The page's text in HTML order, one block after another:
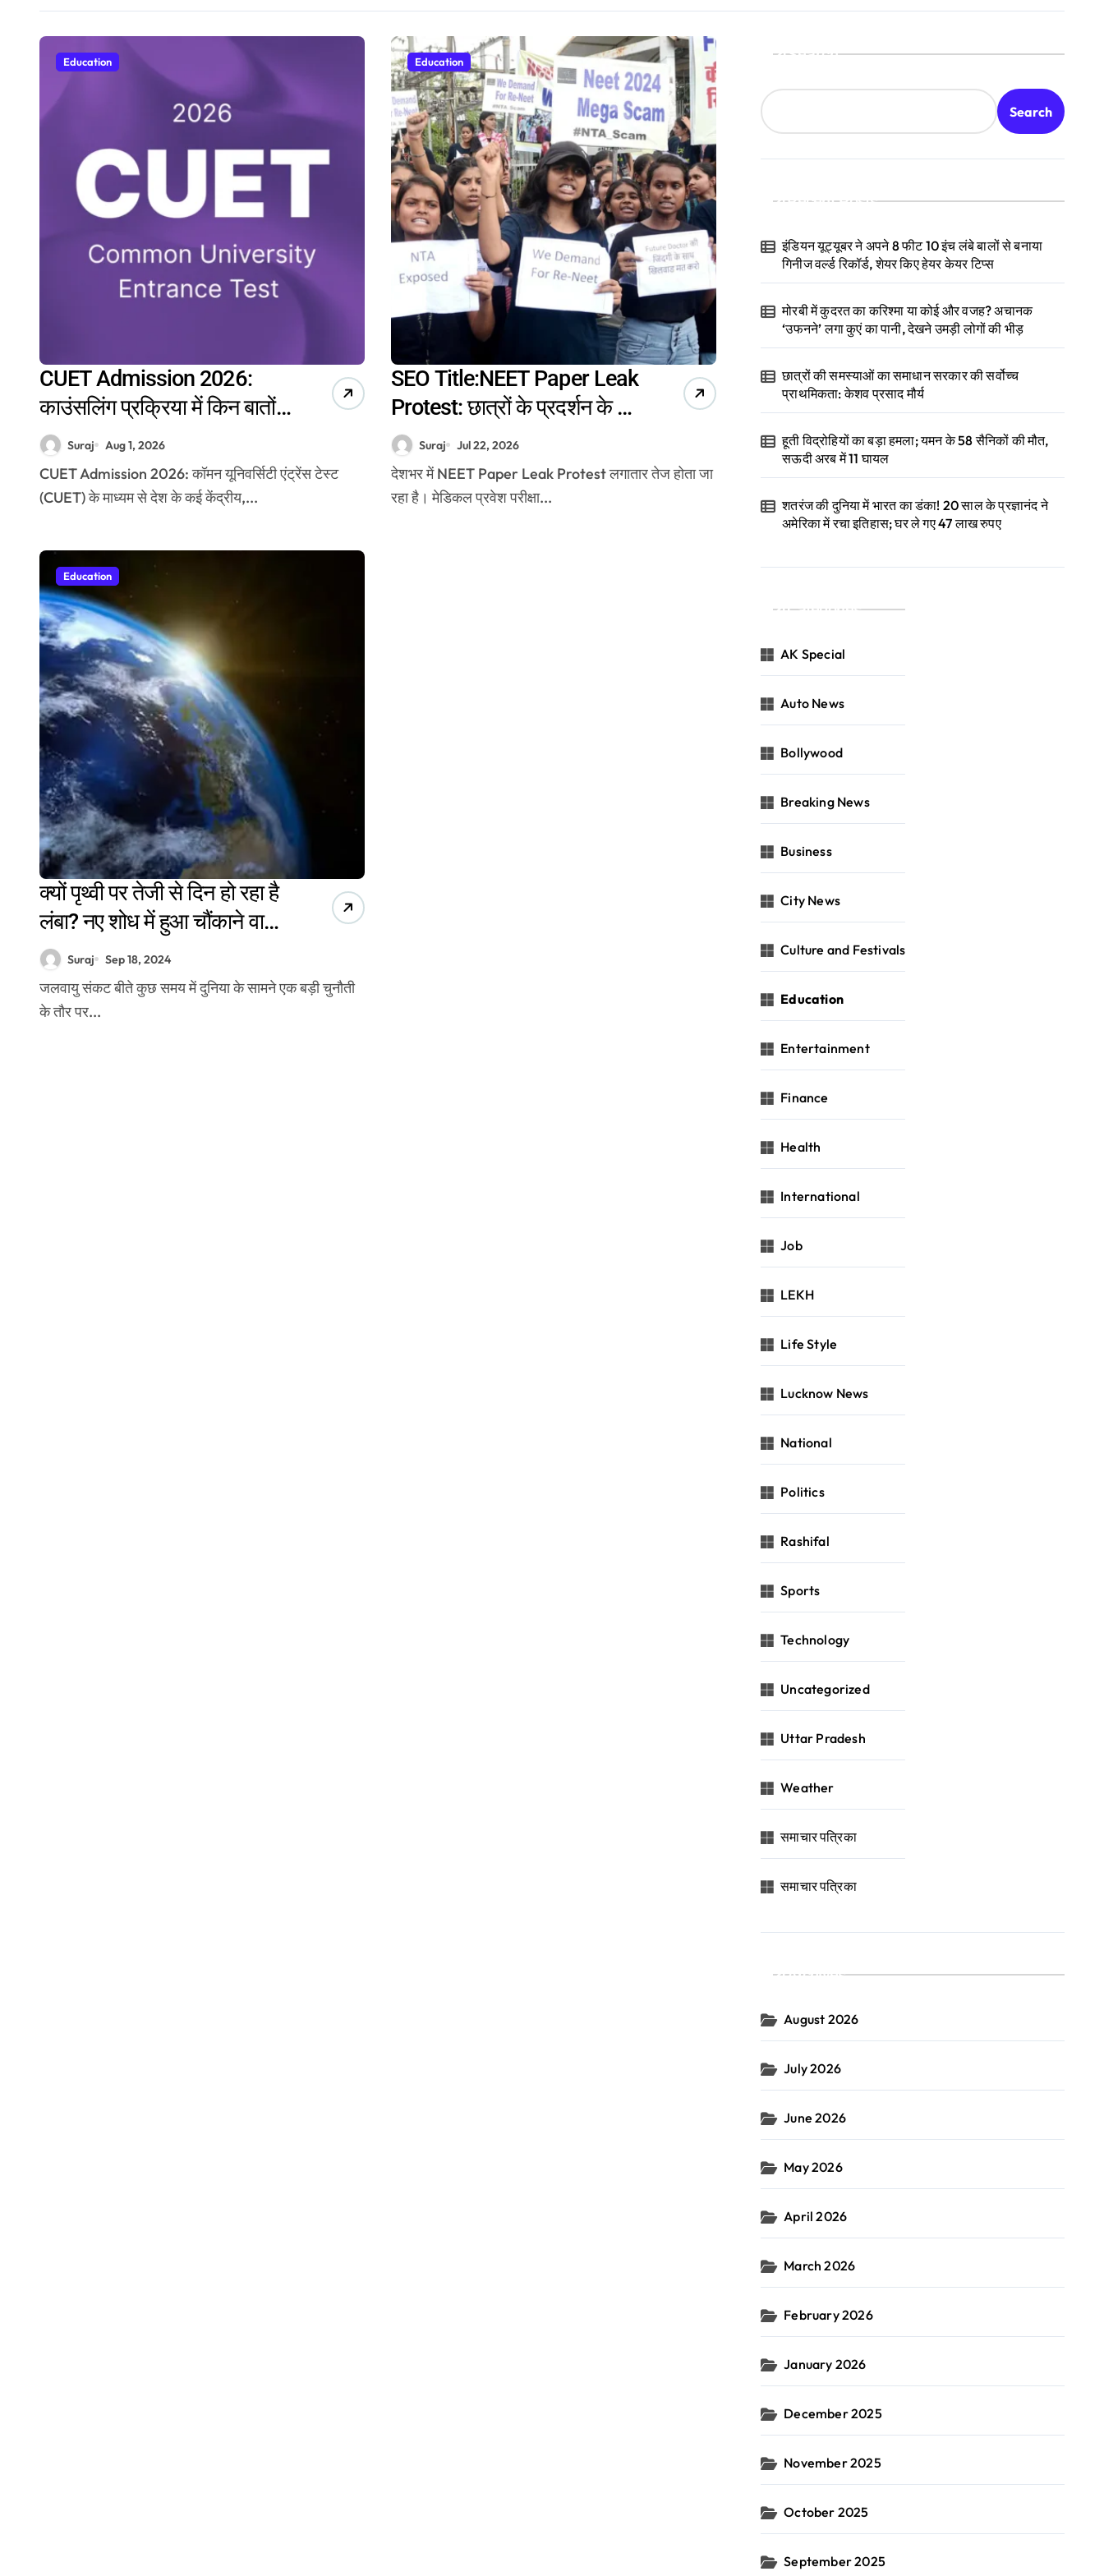
Education
CUET Admission 2026:
काउंसलिंग प्रक्रिया में किन बातों
का रखें ध्यान? जानें एडमिशन से
जुड़ी जरूरी बातें
Suraj Aug 1, 2026
CUET Admission 2026: कॉमन यूनिवर्सिटी एंट्रेंस टेस्ट
(CUET) के माध्यम से देश के कई केंद्रीय,...
Education
SEO Title:NEET Paper Leak
Protest: छात्रों के प्रदर्शन के बाद
शिक्षा मंत्री ने दिए बड़े सुधारों के
संकेत
Suraj Jul 22, 2026
देशभर में NEET Paper Leak Protest लगातार तेज होता जा
रहा है। मेडिकल प्रवेश परीक्षा...
Education
क्यों पृथ्वी पर तेजी से दिन हो रहा है
लंबा? नए शोध में हुआ चौंकाने वाला
खुलासा
Suraj Sep 18, 2024
जलवायु संकट बीते कुछ समय में दुनिया के सामने एक बड़ी चुनौती
के तौर पर...
Search
Search
Recent Posts
इंडियन यूट्यूबर ने अपने 8 फीट 10 इंच लंबे बालों से बनाया
गिनीज वर्ल्ड रिकॉर्ड, शेयर किए हेयर केयर टिप्स
मोरबी में कुदरत का करिश्मा या कोई और वजह? अचानक
‘उफनने’ लगा कुएं का पानी, देखने उमड़ी लोगों की भीड़
छात्रों की समस्याओं का समाधान सरकार की सर्वोच्च
प्राथमिकता: केशव प्रसाद मौर्य
हूती विद्रोहियों का बड़ा हमला; यमन के 58 सैनिकों की मौत,
सऊदी अरब में 11 घायल
शतरंज की दुनिया में भारत का डंका! 20 साल के प्रज्ञानंद ने
अमेरिका में रचा इतिहास; घर ले गए 47 लाख रुपए
Categories
AK Special
Auto News
Bollywood
Breaking News
Business
City News
Culture and Festivals
Education
Entertainment
Finance
Health
International
Job
LEKH
Life Style
Lucknow News
National
Politics
Rashifal
Sports
Technology
Uncategorized
Uttar Pradesh
Weather
समाचार पत्रिका
समाचार पत्रिका
Archives
August 2026
July 2026
June 2026
May 2026
April 2026
March 2026
February 2026
January 2026
December 2025
November 2025
October 2025
September 2025